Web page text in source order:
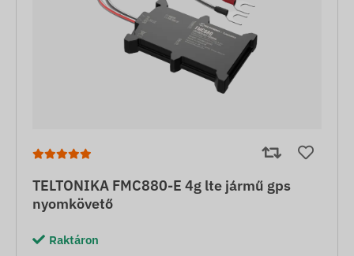
TELTONIKA FMC880-E 4g lte jármű gps
nyomkövető
Raktáron